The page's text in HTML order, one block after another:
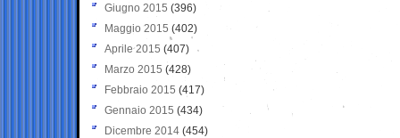
Giugno 2015 (396)
Maggio 2015 (402)
Aprile 2015 (407)
Marzo 2015 (428)
Febbraio 2015 (417)
Gennaio 2015 (434)
Dicembre 2014 (454)